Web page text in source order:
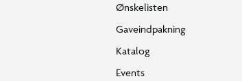
Ønskelisten
Gaveindpakning
Katalog
Events